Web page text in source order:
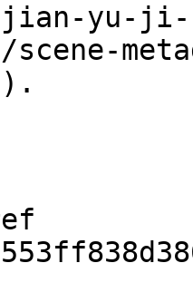
jian-yu-ji-
scene-